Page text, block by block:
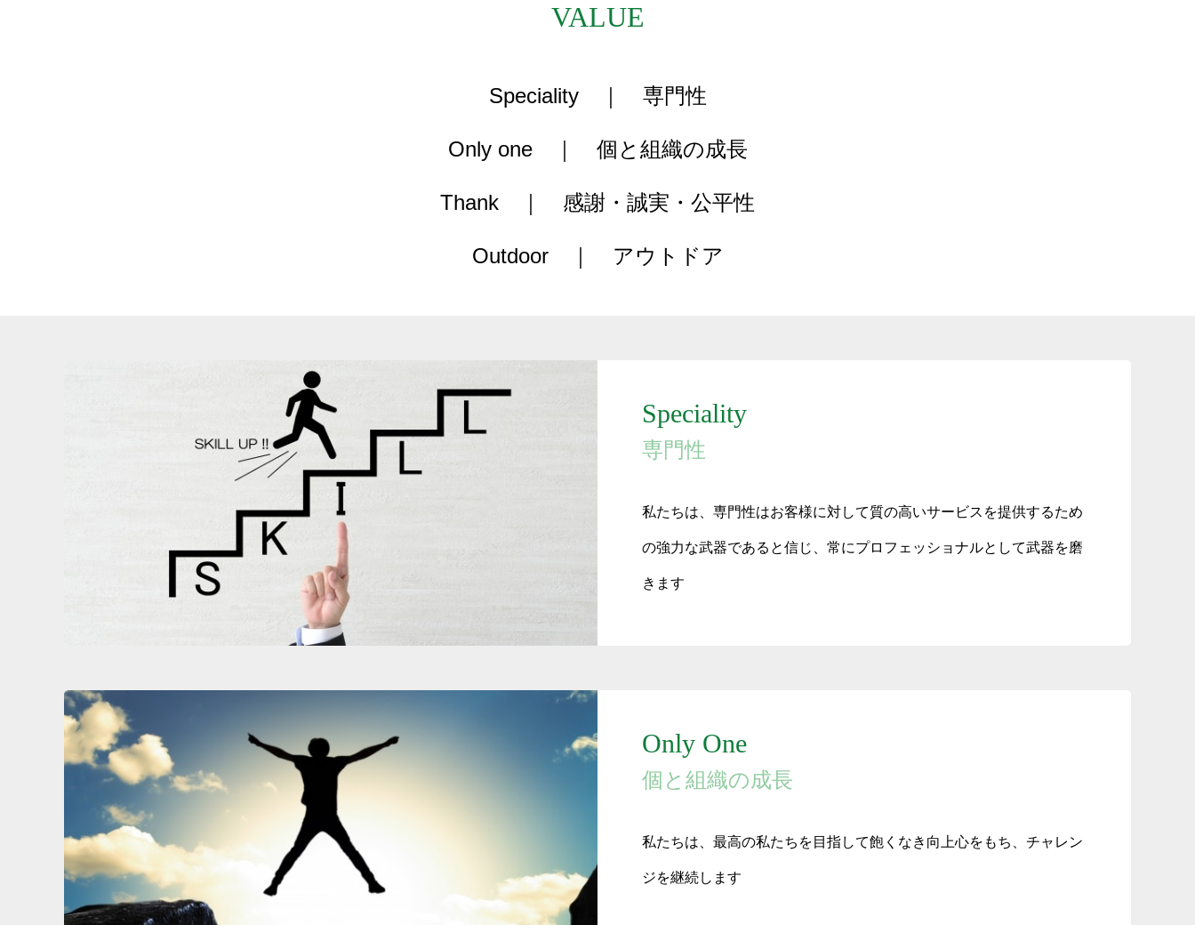
VALUE
Speciality ｜ 専門性
Only one ｜ 個と組織の成長
Thank ｜ 感謝・誠実・公平性
Outdoor ｜ アウトドア
Speciality
専門性
私たちは、専門性はお客様に対して質の高いサービスを提供するため
の強力な武器であると信じ、常にプロフェッショナルとして武器を磨
きます
Only One
個と組織の成長
私たちは、最高の私たちを目指して飽くなき向上心をもち、チャレン
ジを継続します
会社案内
BLOG
NEWS